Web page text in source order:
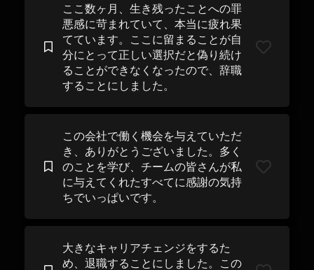
ここ数ヶ月、生き残ったことへの罪
悪感に苛まれていて、本当に疲れ果
てています。ここに留まることが自
分にとって正しい選択だと偽り続け
ることができなくなったので、辞職
することにしました。
この会社で働く機会を与えていただ
き、ありがとうございました。多く
のことを学び、チームの皆さんが私
に与えてくれたすべてに感謝の気持
ちでいっぱいです。
大きなキャリアチェンジをするた
め、退職することにしました。この